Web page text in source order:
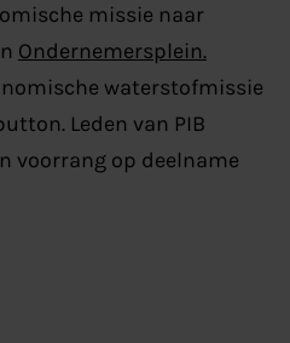
missie naar
Ondernemersplein.
waterstofmissie
Leden van PIB
voorrang op deelname